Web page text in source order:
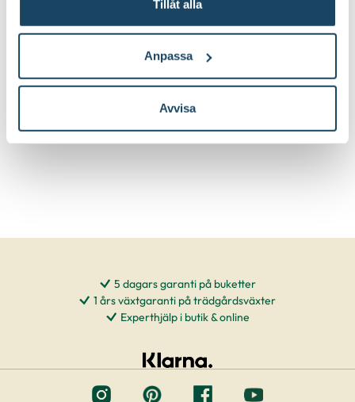
Tillåt alla
Anpassa
Avvisa
Välj butik
till Grep Classic produktsida
Välj butik
5 dagars garanti på buketter
1 års växtgaranti på trädgårdsväxter
Experthjälp i butik & online